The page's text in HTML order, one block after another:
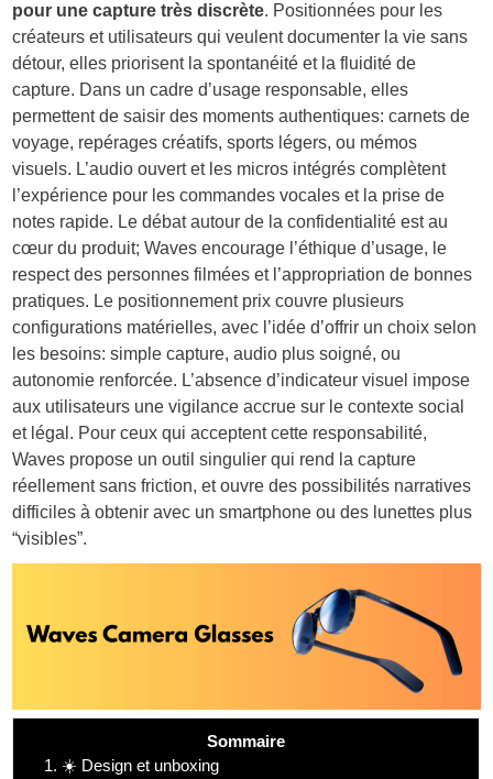
pour une capture très discrète. Positionnées pour les
créateurs et utilisateurs qui veulent documenter la vie sans
détour, elles priorisent la spontanéité et la fluidité de
capture. Dans un cadre d’usage responsable, elles
permettent de saisir des moments authentiques: carnets de
voyage, repérages créatifs, sports légers, ou mémos
visuels. L’audio ouvert et les micros intégrés complètent
l’expérience pour les commandes vocales et la prise de
notes rapide. Le débat autour de la confidentialité est au
cœur du produit; Waves encourage l’éthique d’usage, le
respect des personnes filmées et l’appropriation de bonnes
pratiques. Le positionnement prix couvre plusieurs
configurations matérielles, avec l’idée d’offrir un choix selon
les besoins: simple capture, audio plus soigné, ou
autonomie renforcée. L’absence d’indicateur visuel impose
aux utilisateurs une vigilance accrue sur le contexte social
et légal. Pour ceux qui acceptent cette responsabilité,
Waves propose un outil singulier qui rend la capture
réellement sans friction, et ouvre des possibilités narratives
difficiles à obtenir avec un smartphone ou des lunettes plus
“visibles”.
Sommaire
1. ☀️ Design et unboxing